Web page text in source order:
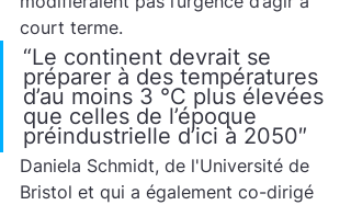
court terme.
“Le continent devrait se
préparer à des températures
d’au moins 3 °C plus élevées
que celles de l’époque
préindustrielle d’ici à 2050″
Daniela Schmidt, de l'Université de
Bristol et qui a également co-dirigé